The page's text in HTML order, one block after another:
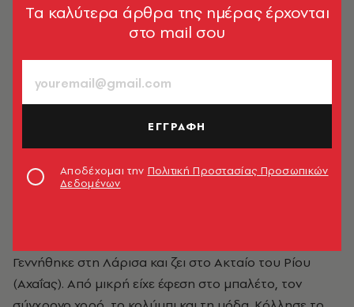
Γεννήθηκε στη Λάρισα και ζει στο Ακταίο του Ρίου
(Αχαΐας). Από μικρή είχε έφεση στο μπαλέτο, τον
Tα καλύτερα άρθρα της ημέρας έρχονται
στο mail σου
ΕΓΓΡΑΦΗ
Αποδέχομαι την Πολιτική Προστασίας Προσωπικών
Δεδομένων